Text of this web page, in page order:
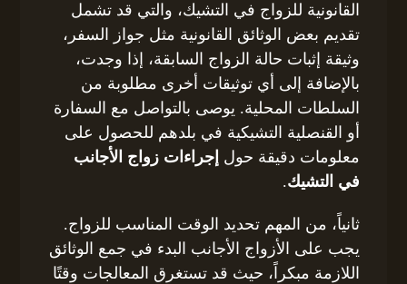
القانونية للزواج في التشيك، والتي قد تشمل
تقديم بعض الوثائق القانونية مثل جواز السفر،
وثيقة إثبات حالة الزواج السابقة، إذا وجدت،
بالإضافة إلى أي توثيقات أخرى مطلوبة من
السلطات المحلية. يوصى بالتواصل مع السفارة
أو القنصلية التشيكية في بلدهم للحصول على
معلومات دقيقة حول إجراءات زواج الأجانب
في التشيك.
ثانياً، من المهم تحديد الوقت المناسب للزواج.
يجب على الأزواج الأجانب البدء في جمع الوثائق
اللازمة مبكراً، حيث قد تستغرق المعالجات وقتًا